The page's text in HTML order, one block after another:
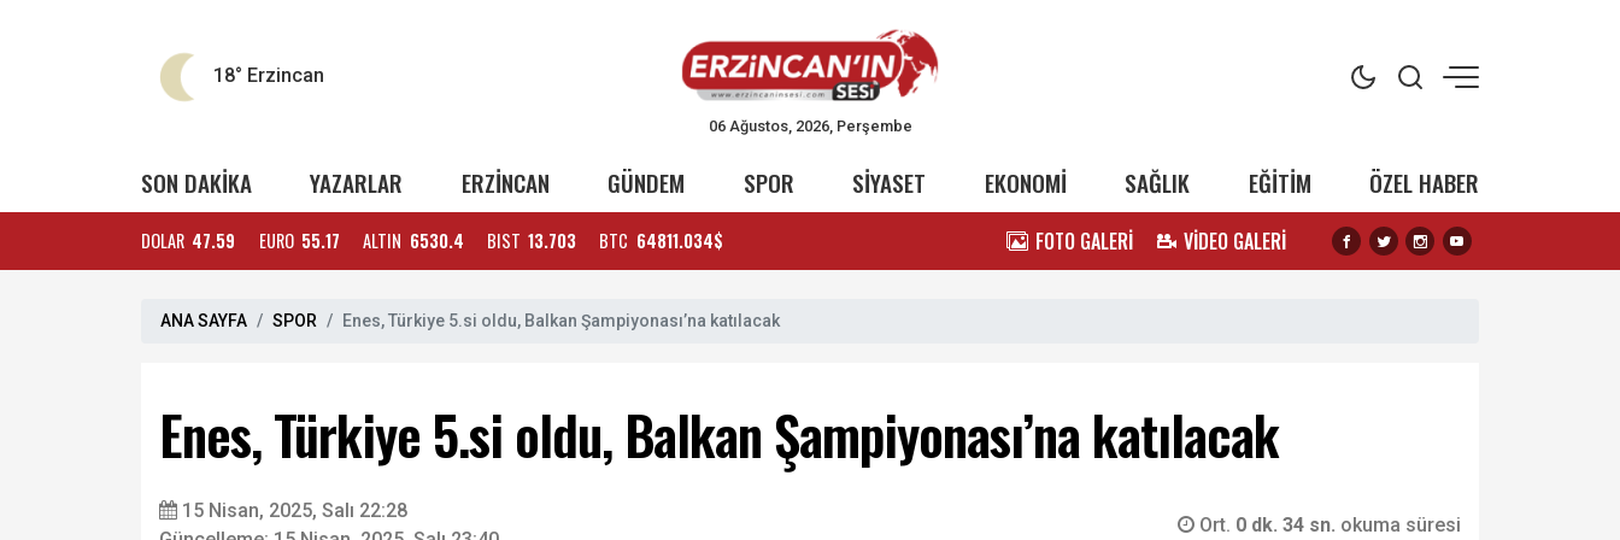
18° Erzincan
06 Ağustos, 2026, Perşembe
SON DAKİKA YAZARLAR ERZİNCAN GÜNDEM SPOR SİYASET EKONOMİ SAĞLIK EĞİTİM ÖZEL HABER
DOLAR 47.59 EURO 55.17 ALTIN 6530.4 BIST 13.703 BTC 64811.034$ FOTO GALERİ VİDEO GALERİ
ANA SAYFA SPOR Enes, Türkiye 5.si oldu, Balkan Şampiyonası’na katılacak
Enes, Türkiye 5.si oldu, Balkan Şampiyonası’na katılacak
15 Nisan, 2025, Salı 22:28
Ort. 0 dk. 34 sn. okuma süresi